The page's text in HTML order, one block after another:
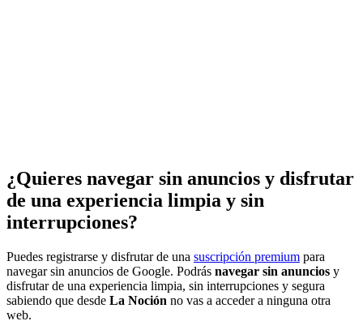
¿Quieres navegar sin anuncios y disfrutar
de una experiencia limpia y sin
interrupciones?
Puedes registrarse y disfrutar de una suscripción premium para
navegar sin anuncios de Google. Podrás navegar sin anuncios y
disfrutar de una experiencia limpia, sin interrupciones y segura
sabiendo que desde La Noción no vas a acceder a ninguna otra
web.